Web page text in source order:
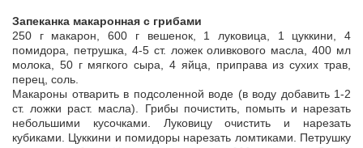
Запеканка макаронная с грибами
250 г макарон, 600 г вешенок, 1 луковица, 1 цуккини, 4
помидора, петрушка, 4-5 ст. ложек оливкового масла, 400 мл
молока, 50 г мягкого сыра, 4 яйца, приправа из сухих трав,
перец, соль.
Макароны отварить в подсоленной воде (в воду добавить 1-2
ст. ложки раст. масла). Грибы почистить, помыть и нарезать
небольшими кусочками. Луковицу очистить и нарезать
кубиками. Цуккини и помидоры нарезать ломтиками. Петрушку